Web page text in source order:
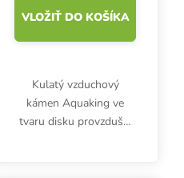
VLOŽIŤ DO KOŠÍKA
Kulatý vzduchový
kámen Aquaking ve
tvaru disku provzdušní